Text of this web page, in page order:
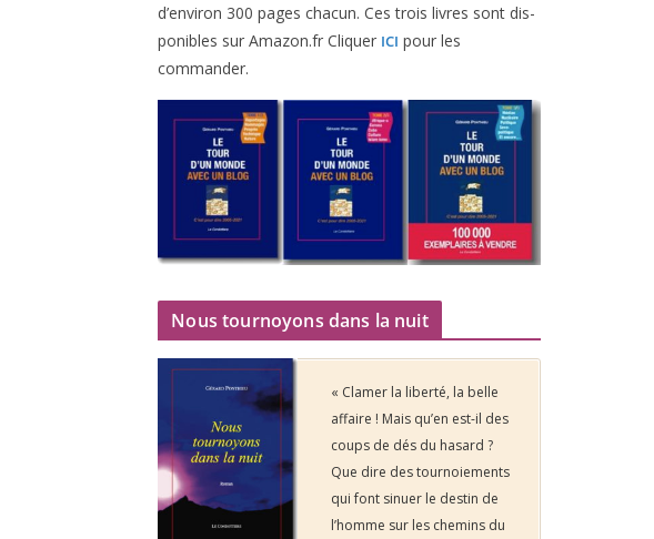
d’environ 300 pages cha­cun. Ces trois livres sont dis­
po­nibles sur Amazon​.fr Cliquer ICI pour les
commander.
Nous tournoyons dans la nuit
« Clamer la liberté, la belle
affaire ! Mais qu’en est-il des
coups de dés du hasard ?
Que dire des tournoiements
qui font sinuer le destin de
l’homme sur les chemins du